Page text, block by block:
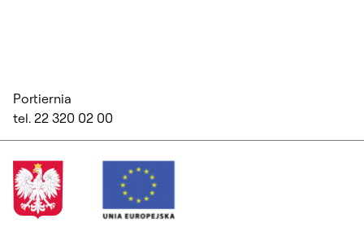
Portiernia
tel. 22 320 02 00